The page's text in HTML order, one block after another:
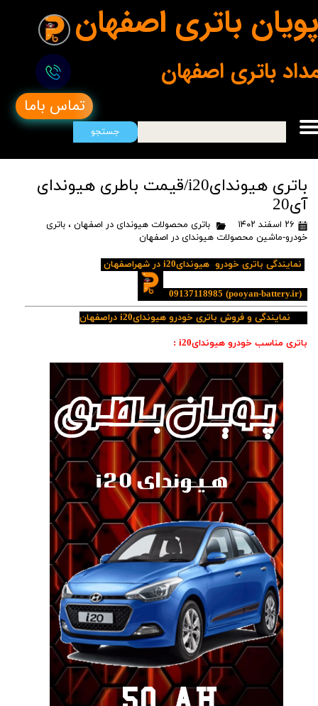
پویان باتری اصفهان
تماس باما
جستجو
باتری اصفهان
باتری هیوندایi20/قیمت باطری هیوندای
آی20
۲۶ اسفند ۱۴۰۲ باتری محصولات هیوندای در اصفهان ، باتری
خودرو-ماشین محصولات هیوندای در اصفهان
نمایندگی باتری خودرو هیوندایi20 در شهراصفهان
(pooyan-battery.ir)
09137118985
نمایندگی و فروش باتری خودرو هیوندایi20 دراصفهان
باتری مناسب خودرو هیوندایi20 :